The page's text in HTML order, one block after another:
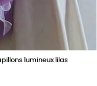
lumineux lilas